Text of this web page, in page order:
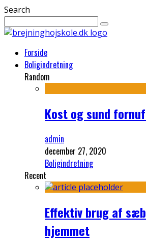
Search
Forside
Boligindretning
Random
Kost og sund
admin
december 27, 2020
Boligindretning
Recent
Effektiv brug af
hjemmet